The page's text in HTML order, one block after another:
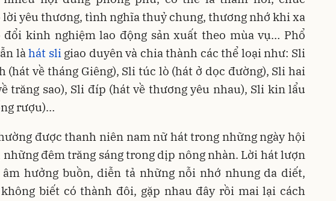
lời yêu thương, tình nghĩa thuỷ chung, thương nhớ khi xa
đổi kinh nghiệm lao động sản xuất theo mùa vụ… Phổ
làhát sligiao duyên và chia thành các thể loại như: Sli
(hát về tháng Giêng), Sli túc lò (hát ở dọc đường), Sli hai
trăng sao), Sli đíp (hát về thương yêu nhau), Sli kin lẩu
rượu)…
được thanh niên nam nữ hát trong những ngày hội
những đêm trăng sáng trong dịp nông nhàn. Lời hát lượn
hưởng buồn, diễn tả những nỗi nhớ nhung da diết,
biết có thành đôi, gặp nhau đây rồi mai lại cách